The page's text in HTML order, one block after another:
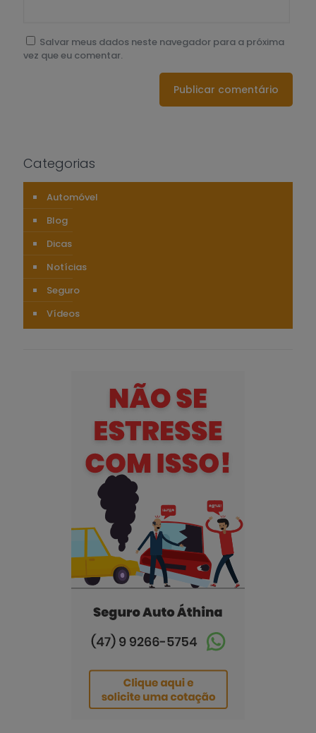
Salvar meus dados neste navegador para a próxima
vez que eu comentar.
Categorias
Automóvel
Blog
Dicas
Notícias
Seguro
Vídeos